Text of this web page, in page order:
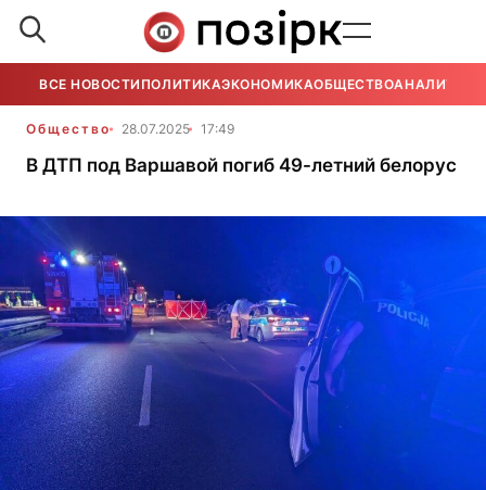
ВСЕ НОВОСТИ ПОЛИТИКАЭКОНОМИКАОБЩЕСТВОАНАЛИТИКА
Общество 28.07.2025 17:49
В ДТП под Варшавой погиб 49-летний белорус